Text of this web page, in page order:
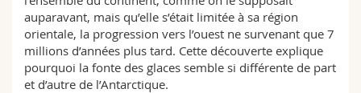
auparavant, mais qu’elle s’était limitée à sa région
orientale, la progression vers l’ouest ne survenant que 7
millions d’années plus tard. Cette découverte explique
pourquoi la fonte des glaces semble si différente de part
et d’autre de l’Antarctique.